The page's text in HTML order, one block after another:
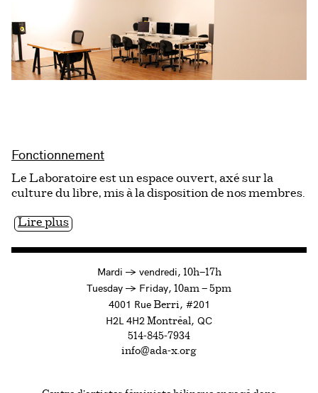
Fonctionnement
Le Laboratoire est un espace ouvert, axé sur la
culture du libre, mis à la disposition de nos membres.
Lire plus
Mardi →à
vendredi, 10h—17h
Tuesday →toFriday, 10am — 5pm
4001 RueBerri, #201
H2L 4H2 Montréal, QC
514-845-7934
info@ada-x.org